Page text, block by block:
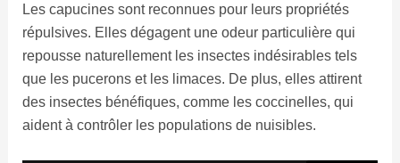
Les capucines sont reconnues pour leurs propriétés
répulsives. Elles dégagent une odeur particulière qui
repousse naturellement les insectes indésirables tels
que les pucerons et les limaces. De plus, elles attirent
des insectes bénéfiques, comme les coccinelles, qui
aident à contrôler les populations de nuisibles.